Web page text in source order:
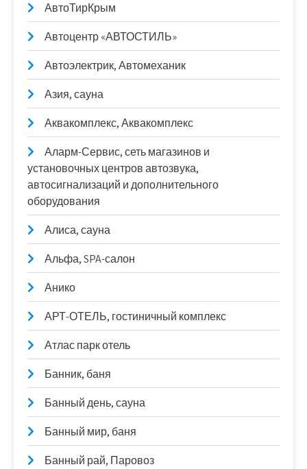
АвтоТирКрым
Автоцентр «АВТОСТИЛЬ»
Автоэлектрик, Автомеханик
Азия, сауна
Аквакомплекс, Аквакомплекс
Аларм-Сервис, сеть магазинов и
установочных центров автозвука,
автосигнализаций и дополнительного
оборудования
Алиса, сауна
Альфа, SPA-салон
Анико
АРТ-ОТЕЛЬ, гостиничный комплекс
Атлас парк отель
Банник, баня
Банный день, сауна
Банный мир, баня
Банный рай, Паровоз